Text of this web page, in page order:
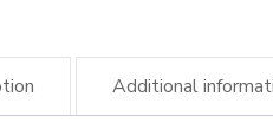
Additional